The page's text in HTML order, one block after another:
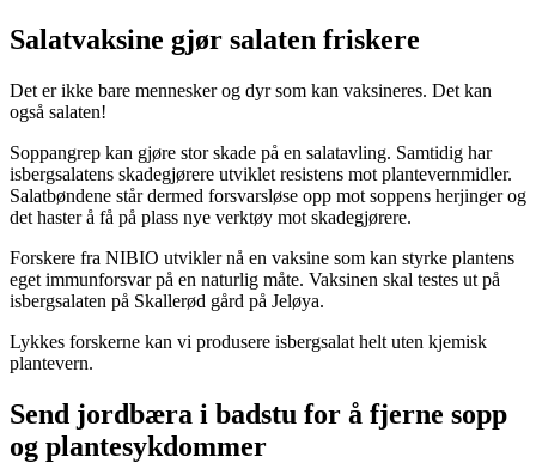
Salatvaksine gjør salaten friskere
Det er ikke bare mennesker og dyr som kan vaksineres. Det kan
også salaten!
Soppangrep kan gjøre stor skade på en salatavling. Samtidig har
isbergsalatens skadegjørere utviklet resistens mot plantevernmidler.
Salatbøndene står dermed forsvarsløse opp mot soppens herjinger og
det haster å få på plass nye verktøy mot skadegjørere.
Forskere fra NIBIO utvikler nå en vaksine som kan styrke plantens
eget immunforsvar på en naturlig måte. Vaksinen skal testes ut på
isbergsalaten på Skallerød gård på Jeløya.
Lykkes forskerne kan vi produsere isbergsalat helt uten kjemisk
plantevern.
Send jordbæra i badstu for å fjerne sopp
og plantesykdommer